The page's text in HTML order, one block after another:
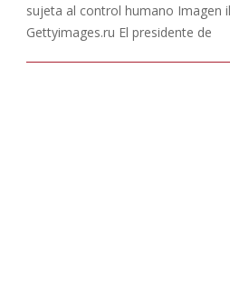
sujeta al control humano Imagen
Gettyimages.ru El presidente de